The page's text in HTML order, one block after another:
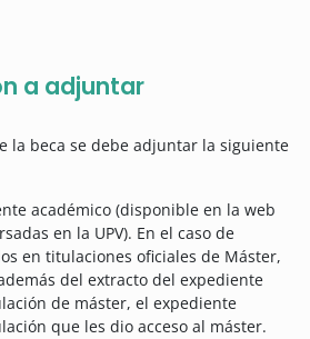
a adjuntar
la beca se debe adjuntar la siguiente
académico (disponible en la web
en la UPV). En el caso de
en titulaciones oficiales de Máster,
del extracto del expediente
de máster, el expediente
que les dio acceso al máster.